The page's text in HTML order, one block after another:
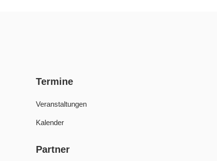
Termine
Veranstaltungen
Kalender
Partner